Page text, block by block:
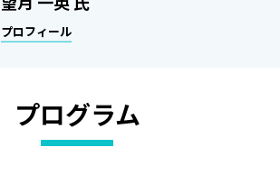
プロフィール
プログラム